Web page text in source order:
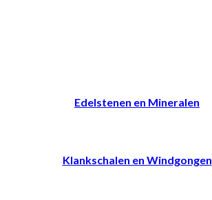
Edelstenen en Mineralen
Klankschalen en Windgongen